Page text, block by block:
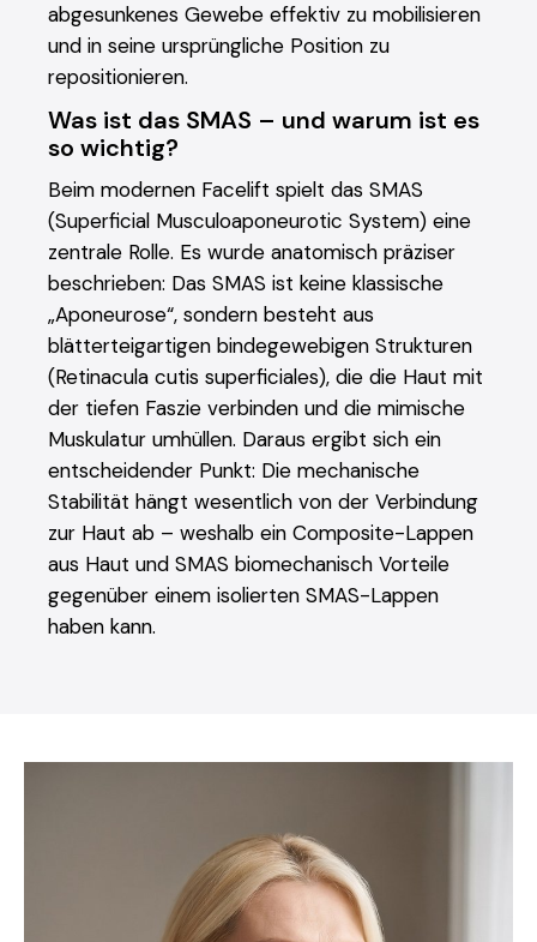
abgesunkenes Gewebe effektiv zu mobilisieren
und in seine ursprüngliche Position zu
repositionieren.
Was ist das SMAS – und warum ist es
so wichtig?
Beim modernen Facelift spielt das SMAS
(Superficial Musculoaponeurotic System) eine
zentrale Rolle. Es wurde anatomisch präziser
beschrieben: Das SMAS ist keine klassische
„Aponeurose“, sondern besteht aus
blätterteigartigen bindegewebigen Strukturen
(Retinacula cutis superficiales), die die Haut mit
der tiefen Faszie verbinden und die mimische
Muskulatur umhüllen. Daraus ergibt sich ein
entscheidender Punkt: Die mechanische
Stabilität hängt wesentlich von der Verbindung
zur Haut ab – weshalb ein Composite-Lappen
aus Haut und SMAS biomechanisch Vorteile
gegenüber einem isolierten SMAS-Lappen
haben kann.